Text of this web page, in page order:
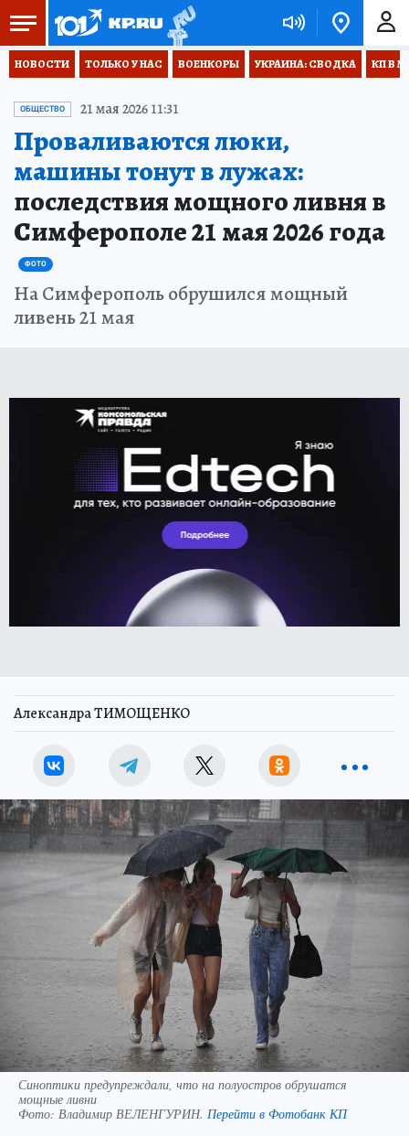
НОВОСТИ ТОЛЬКО У НАС ВОЕНКОРЫ УКРАИНА: СВОДКА КП В
ОБЩЕСТВО 21 мая 2026 11:31
Проваливаются люки,
машины тонут в лужах:
последствия мощного ливня в
Симферополе 21 мая 2026 года
ФОТО
На Симферополь обрушился мощный
ливень 21 мая
Александра ТИМОЩЕНКО
Синоптики предупреждали, что на полуостров обрушатся
мощные ливни
Фото: Владимир ВЕЛЕНГУРИН. Перейти в Фотобанк КП